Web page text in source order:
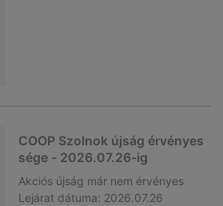
COOP Szolnok újság érvényes
sége - 2026.07.26-ig
Akciós újság már nem érvényes
Lejárat dátuma: 2026.07.26